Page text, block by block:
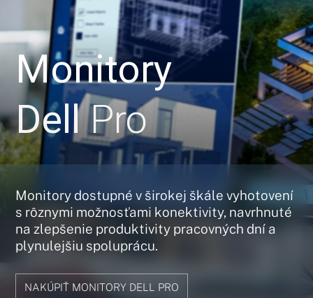
Monitory
DellPro
Monitory dostupné v širokej škále vyhotovení
s rôznymi možnosťami konektivity, navrhnuté
na zlepšenie produktivity pracovných dní a
plynulejšiu spoluprácu.
NAKÚPIŤ MONITORY DELL PRO